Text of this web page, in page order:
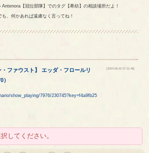
Antenora【冠位部隊】でのタグ【希紡】の相談場所だよ！
も、何かあれば遠慮なく言ってね！
ファウスト 】 エッダ・ フロールリ
）
[2022-06-20 07:21:46]
show_playing/7976/230745?key=f4a9fb25
してください。